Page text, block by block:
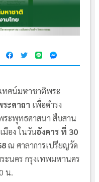
ทศน์มหาชาติพระ
ะคาถา เพื่อดำรง
ระพุทธศาสนา สืบสาน
อง ในวันอังคาร ที่ 30
ณ ศาลาการเปรียญวัด
ะนคร กรุงเทพมหานคร
น.